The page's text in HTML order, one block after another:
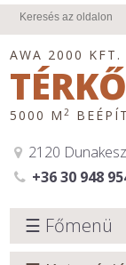
AWA 2000 KFT.
TÉRKŐ
5000 M2
2120
+36 30 948
☰ Főmenü